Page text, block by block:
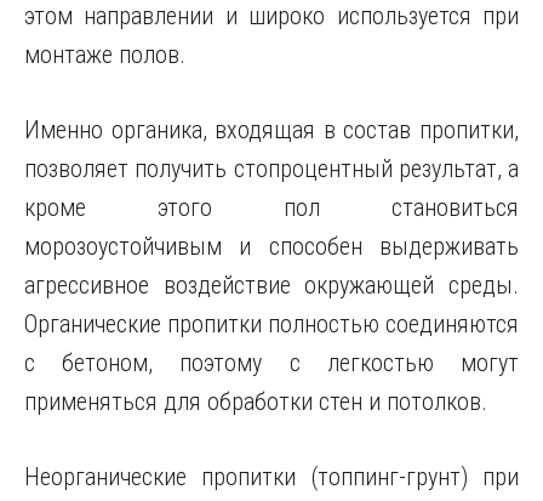
этом направлении и широко используется при
монтаже полов.
Именно органика, входящая в состав пропитки,
позволяет получить стопроцентный результат, а
кроме этого пол становиться
морозоустойчивым и способен выдерживать
агрессивное воздействие окружающей среды.
Органические пропитки полностью соединяются
с бетоном, поэтому с легкостью могут
применяться для обработки стен и потолков.
Неорганические пропитки (топпинг-грунт) при